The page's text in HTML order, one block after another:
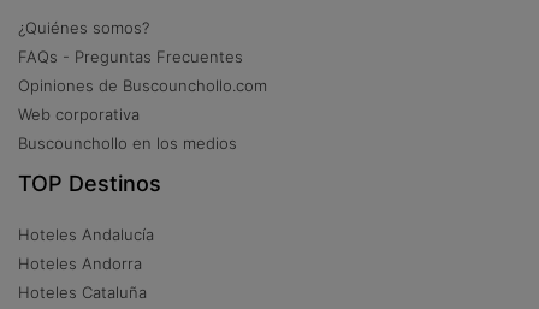
¿Quiénes somos?
FAQs - Preguntas Frecuentes
Opiniones de Buscounchollo.com
Web corporativa
Buscounchollo en los medios
TOP Destinos
Hoteles Andalucía
Hoteles Andorra
Hoteles Cataluña